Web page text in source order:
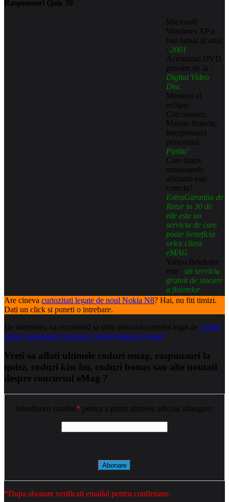
Raspunsuri Quiz 39
Microsoft
Windows XP a
fost lansat in anul
: 2001
Acronimul DVD
provine de la :
Digital Video
Disc
Membru al
echipei
Carcotasilor,
Marian Stanciu,
interpreteaza
personajul :
Pustiu’
Care dintre
urmatoarele
afirmatii este
corecta? :
ExtraGarantia de
Retur in 30 de
zile este un
serviciu de care
poate beneficia
orice client
eMAG
Yahoo Briefcase
este : un serviciu
gratuit de stocare
a fisierelor
Are cineva curiozitati legate de noul Nokia N8? Hai, nu fiti timizi.
Dati un click si puneti o intrebare.
De asemenea va recomand sa cititi articolul complet legat de coduri
emag, raspunsuri quizz-uri, coduri bonus si voturi
Vreti sa aflati ultimele coduri emag, raspunsuri la
quizz, coduri kiss fm, coduri bonus sau alte noutati
despre concursul eMag ?
Introduceti emailul* pentru a primi ultimele articole adaugate:
*Dupa abonare verificati emailul pentru confirmare.